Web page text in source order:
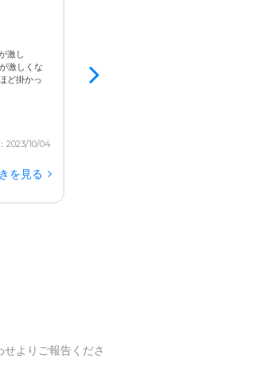
激し
激しくな
ど掛かっ
2023/10/04
を見る
良く聞いていただきとても好感がもてました。
か社宅を見事なまでのリノベーション、リフォ
よりご報告くださ